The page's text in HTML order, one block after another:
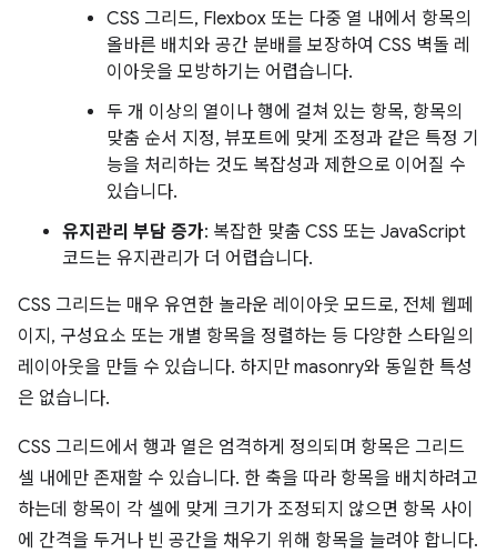
CSS 그리드, Flexbox 또는 다중 열 내에서 항목의
올바른 배치와 공간 분배를 보장하여 CSS 벽돌 레
이아웃을 모방하기는 어렵습니다.
두 개 이상의 열이나 행에 걸쳐 있는 항목, 항목의
맞춤 순서 지정, 뷰포트에 맞게 조정과 같은 특정 기
능을 처리하는 것도 복잡성과 제한으로 이어질 수
있습니다.
유지관리 부담 증가: 복잡한 맞춤 CSS 또는 JavaScript
코드는 유지관리가 더 어렵습니다.
CSS 그리드는 매우 유연한 놀라운 레이아웃 모드로, 전체 웹페
이지, 구성요소 또는 개별 항목을 정렬하는 등 다양한 스타일의
레이아웃을 만들 수 있습니다. 하지만 masonry와 동일한 특성
은 없습니다.
CSS 그리드에서 행과 열은 엄격하게 정의되며 항목은 그리드
셀 내에만 존재할 수 있습니다. 한 축을 따라 항목을 배치하려고
하는데 항목이 각 셀에 맞게 크기가 조정되지 않으면 항목 사이
에 간격을 두거나 빈 공간을 채우기 위해 항목을 늘려야 합니다.